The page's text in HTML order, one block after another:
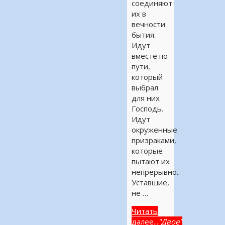
соединяют
их в
вечности
бытия.
Идут
вместе по
пути,
который
выбрал
для них
Господь.
Идут
окруженные
призраками,
которые
пытают их
непрерывно..
Уставшие,
не …
Читать
далее... "Двое"